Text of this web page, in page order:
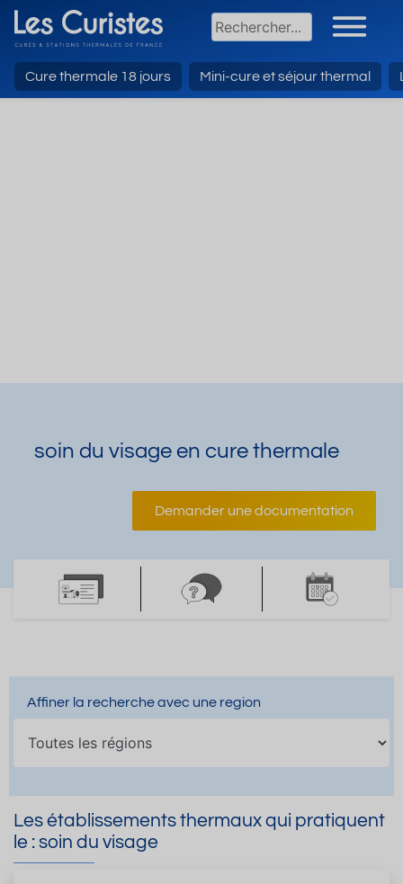
Cure thermale 18 jours Mini-cure et séjour thermal
soin du visage en cure thermale
Demander une documentation
Affiner la recherche avec une region
Les établissements thermaux qui pratiquent
le : soin du visage